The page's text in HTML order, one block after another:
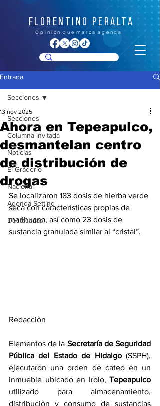
FLORENTINO PERALTA
O p i n i ó n q u e m a r c a a g e n d a
Entrada
Secciones
Columna invitada
Noticias
El Graderío
Nacional
Agenda Setting
Destacadas
Secciones
Ahora en Tepeapulco,
desmantelan centro
de distribución de
drogas
13 nov 2025
Se localizaron 183 dosis de hierba verde
seca con características propias de
marihuana, así como 23 dosis de
sustancia granulada similar al “cristal”.
Redacción
Elementos de la Secretaría de Seguridad
Pública del Estado de Hidalgo (SSPH),
ejecutaron una orden de cateo en un
inmueble ubicado en Irolo,
utilizado para almacenamiento,
distribución y consumo de sustancias